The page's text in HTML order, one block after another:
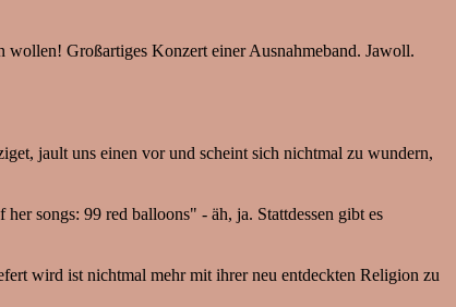
Großartiges Konzert einer Ausnahmeband. Jawoll.
jault uns einen vor und scheint sich nichtmal zu wundern,
songs: 99 red balloons" - äh, ja. Stattdessen gibt es
wird ist nichtmal mehr mit ihrer neu entdeckten Religion zu